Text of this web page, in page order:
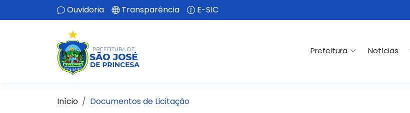
Ouvidoria Transparência E-SIC
Prefeitura Notícias
Início Documentos de Licitação